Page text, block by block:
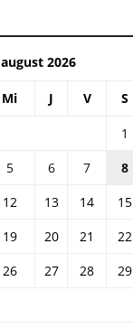
august 2026
Mi J V S
1
5 6 7 8
12 13 14 15
19 20 21 22
26 27 28 29